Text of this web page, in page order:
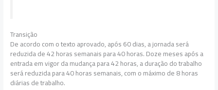
Transição
De acordo com o texto aprovado, após 60 dias, a jornada será
reduzida de 42 horas semanais para 40 horas. Doze meses após a
entrada em vigor da mudança para 42 horas, a duração do trabalho
será reduzida para 40 horas semanais, com o máximo de 8 horas
diárias de trabalho.